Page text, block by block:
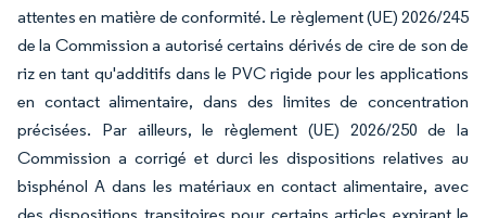
attentes en matière de conformité. Le règlement (UE) 2026/245
de la Commission a autorisé certains dérivés de cire de son de
riz en tant qu'additifs dans le PVC rigide pour les applications
en contact alimentaire, dans des limites de concentration
précisées. Par ailleurs, le règlement (UE) 2026/250 de la
Commission a corrigé et durci les dispositions relatives au
bisphénol A dans les matériaux en contact alimentaire, avec